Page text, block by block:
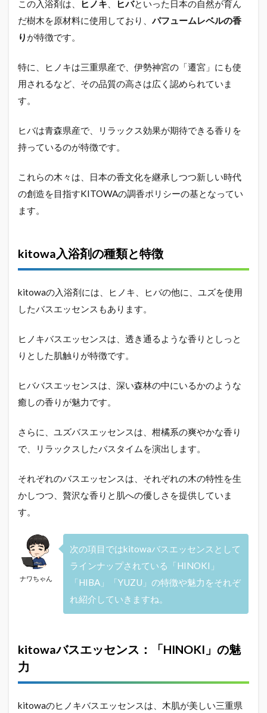
kitowa
入浴剤
のリア
ルな口
探る
2.1
の香り
とリラ
2.2
悪い
うな
ら
格」
2.3
みな
推
その
と
2.4
kitowa
スが人
気の理
おスス
メする
人：
入浴剤
メしな
kitowa
この入浴剤は、 ヒノキ ヒバといった日本の自然が育ん
だ樹木を原材料に使用しており、 パフュームレベルの香
り が特徴です。
特に、ヒノキは三重県産で、伊勢神宮の「遷宮」にも使
用されるなど、その品質の高さは広く認められていま
す。
ヒバは青森県産で、リラックス効果が期待できる香りを
持っているのが特徴です。
これらの木々は、日本の香文化を継承しつつ新しい時代
の創造を目指すKITOWAの調香ポリシーの基となってい
ます。
kitowa入浴剤の種類と特徴
kitowaの入浴剤には、ヒノキ、ヒバの他に、ユズを使用
したバスエッセンスもあります。
ヒノキバスエッセンスは、透き通るような香りとしっと
りとした肌触りが特徴です。
ヒババスエッセンスは、深い森林の中にいるかのような
癒しの香りが魅力です。
さらに、ユズバスエッセンスは、柑橘系の爽やかな香り
で、リラックスしたバスタイムを演出します。
それぞれのバスエッセンスは、それぞれの木の特性を生
かしつつ、贅沢な香りと肌への優しさを提供していま
す。
ナワちゃん
次の項目ではkitowaバスエッセンスとして
ラインナップされている「HINOKI」
「HIBA」「YUZU」の特徴や魅力をそれぞ
れ紹介していきますね。
kitowaバスエッセンス：「HINOKI」の魅
力
kitowaのヒノキバスエッセンスは、木肌が美しい三重県